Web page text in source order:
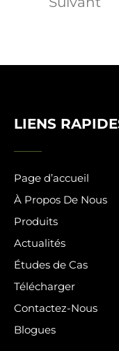
LIENS
Page d’accueil
À Propos De Nous
Produits
Actualités
Études de Cas
Télécharger
Contactez-Nous
Blogues